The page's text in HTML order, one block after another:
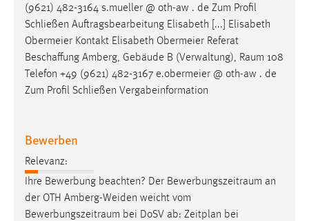
(9621) 482-3164 s.mueller @ oth-aw . de Zum Profil
Schließen Auftragsbearbeitung Elisabeth [...] Elisabeth
Obermeier Kontakt Elisabeth Obermeier Referat
Beschaffung Amberg, Gebäude B (Verwaltung), Raum 108
Telefon +49 (9621) 482-3167 e.obermeier @ oth-aw . de
Zum Profil Schließen Vergabeinformation
Bewerben
Relevanz:
Ihre Bewerbung beachten? Der Bewerbungszeitraum an
der OTH Amberg-Weiden weicht vom
Bewerbungszeitraum bei DoSV ab: Zeitplan bei